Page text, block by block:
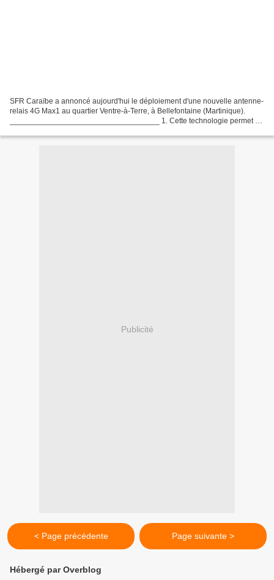
SFR Caraïbe a annoncé aujourd'hui le déploiement d'une nouvelle antenne-
relais 4G Max1 au quartier Ventre-à-Terre, à Bellefontaine (Martinique).
___________________________________ 1. Cette technologie permet un
Publicité
< Page précédente Page suivante >
Hébergé par Overblog